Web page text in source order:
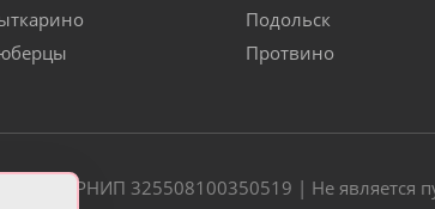
Подольск
Протвино
ОГРНИП 325508100350519 | Не является